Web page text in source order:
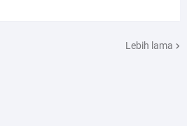
Lebih lama